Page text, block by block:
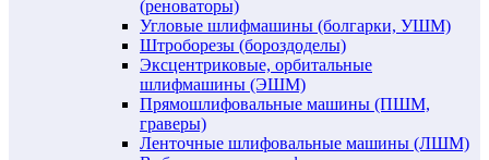
(реноваторы)
Угловые шлифмашины (болгарки, УШМ)
Штроборезы (бороздоделы)
Эксцентриковые, орбитальные
шлифмашины (ЭШМ)
Прямошлифовальные машины (ПШМ,
граверы)
Ленточные шлифовальные машины (ЛШМ)